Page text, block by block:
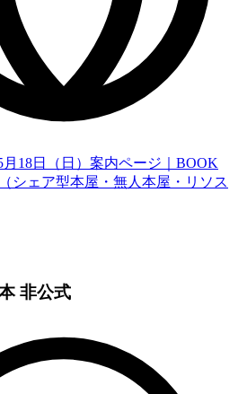
18日（日）案内ページ｜BOOK
シェア型本屋・無人本屋・リソス
非公式